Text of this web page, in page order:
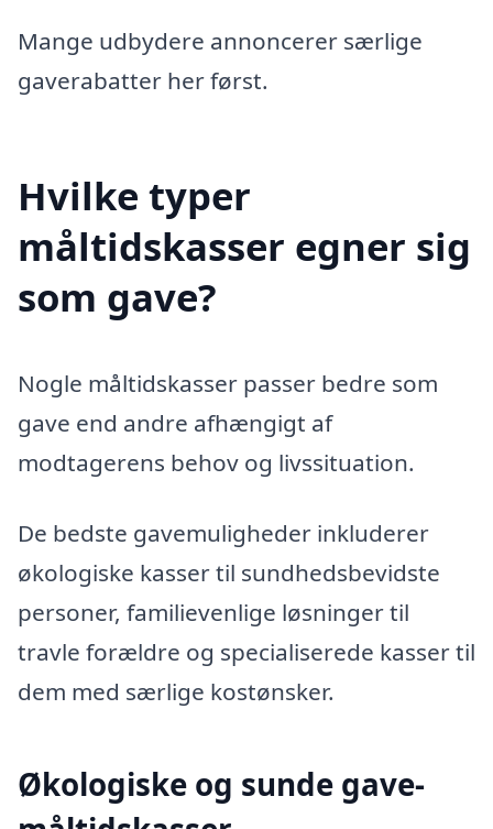
Mange udbydere annoncerer særlige
gaverabatter her først.
Hvilke typer
måltidskasser egner sig
som gave?
Nogle måltidskasser passer bedre som
gave end andre afhængigt af
modtagerens behov og livssituation.
De bedste gavemuligheder inkluderer
økologiske kasser til sundhedsbevidste
personer, familievenlige løsninger til
travle forældre og specialiserede kasser til
dem med særlige kostønsker.
Økologiske og sunde gave-